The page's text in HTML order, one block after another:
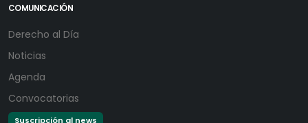
COMUNICACIÓN
Derecho al Día
Noticias
Agenda
Convocatorias
Suscripción al news